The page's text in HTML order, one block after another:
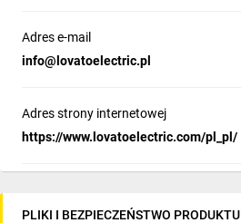
Adres e-mail
info@lovatoelectric.pl
Adres strony internetowej
https://www.lovatoelectric.com/pl_pl/
PLIKI I BEZPIECZEŃSTWO PRODUKTU